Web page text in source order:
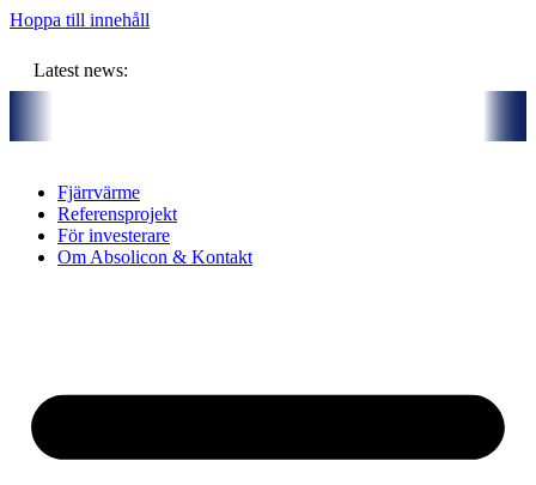
Hoppa till innehåll
Latest news:
Fjärrvärme
Referensprojekt
För investerare
Om Absolicon & Kontakt